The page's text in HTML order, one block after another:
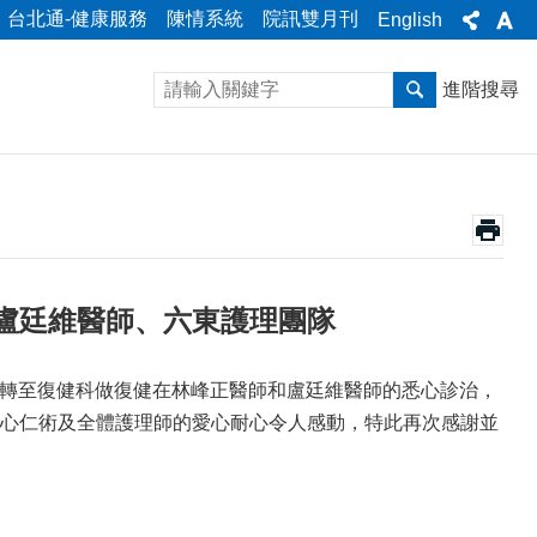
台北通-健康服務 陳情系統 院訊雙月刊 English
進階搜尋
廷維醫師、六東護理團隊
復健科做復健在林峰正醫師和盧廷維醫師的悉心診治，
仁術及全體護理師的愛心耐心令人感動，特此再次感謝並